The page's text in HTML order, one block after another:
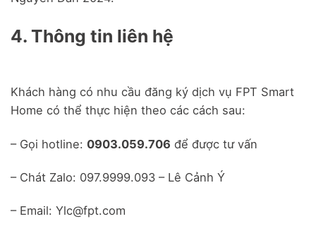
4. Thông tin liên hệ
Khách hàng có nhu cầu đăng ký dịch vụ FPT Smart
Home có thể thực hiện theo các cách sau:
– Gọi hotline: 0903.059.706 để được tư vấn
– Chát Zalo: 097.9999.093 – Lê Cảnh Ý
– Email: Ylc@fpt.com